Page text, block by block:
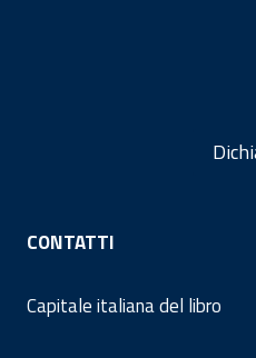
CONTATTI
Capitale italiana del libro